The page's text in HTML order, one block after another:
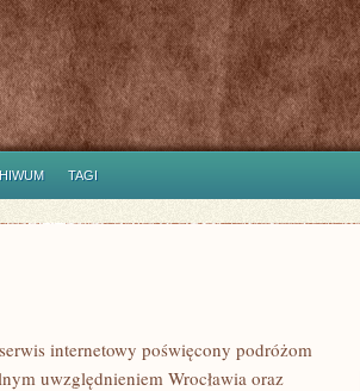
TAGI
internetowy poświęcony podróżom
uwzględnieniem Wrocławia oraz